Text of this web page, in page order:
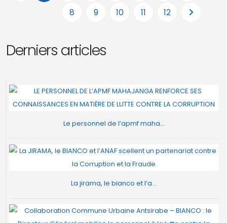
8
9 10 11 12
Derniers articles
Le personnel de l’apmf maha...
La jirama, le bianco et l’a...